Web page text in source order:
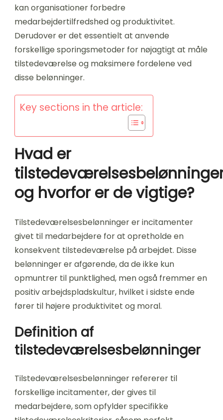
kan organisationer forbedre
medarbejdertilfredshed og produktivitet.
Derudover er det essentielt at anvende
forskellige sporingsmetoder for nøjagtigt at måle
tilstedeværelse og maksimere fordelene ved
disse belønninger.
Key sections in the article:
Hvad er
og hvorfor er de vigtige?
Tilstedeværelsesbelønninger er incitamenter
givet til medarbejdere for at opretholde en
konsekvent tilstedeværelse på arbejdet. Disse
belønninger er afgørende, da de ikke kun
opmuntrer til punktlighed, men også fremmer en
positiv arbejdspladskultur, hvilket i sidste ende
fører til højere produktivitet og moral.
Definition af
tilstedeværelsesbelønninger
Tilstedeværelsesbelønninger refererer til
forskellige incitamenter, der gives til
medarbejdere, som opfylder specifikke